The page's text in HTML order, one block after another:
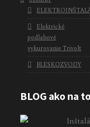
Elektrické
podlahové
vykurovanie Trivolt
BLESKOZVODY
BLOG ako na